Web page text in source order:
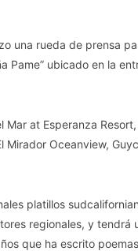
una rueda de prensa
Pame” ubicado en la
Mar at Esperanza Resort,
Mirador Oceanview,
platillos
regionales, y tendrá
que ha escrito poemas